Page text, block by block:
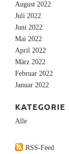
August 2022
Juli 2022
Juni 2022
Mai 2022
April 2022
März 2022
Februar 2022
Januar 2022
KATEGORIE
Alle
RSS-Feed